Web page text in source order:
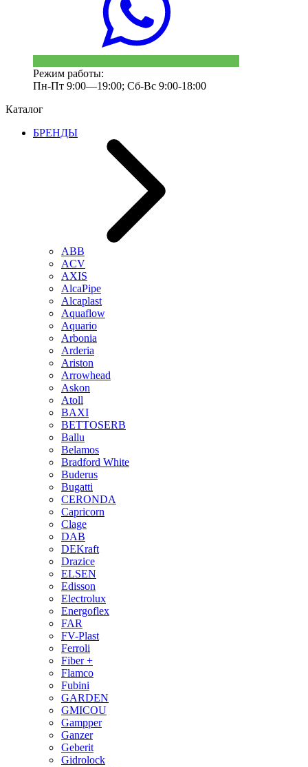
Режим работы:
Пн-Пт 9:00—19:00; Сб-Вс 9:00-18:00
Каталог
БРЕНДЫ
ABB
ACV
AXIS
AlcaPipe
Alcaplast
Aquaflow
Aquario
Arbonia
Arderia
Ariston
Arrowhead
Askon
Atoll
BAXI
BETTOSERB
Ballu
Belamos
Bradford White
Buderus
Bugatti
CERONDA
Capricorn
Clage
DAB
DEKraft
Drazice
ELSEN
Edisson
Electrolux
Energoflex
FAR
FV-Plast
Ferroli
Fiber +
Flamco
Fubini
GARDEN
GMICOU
Gampper
Ganzer
Geberit
Gidrolock